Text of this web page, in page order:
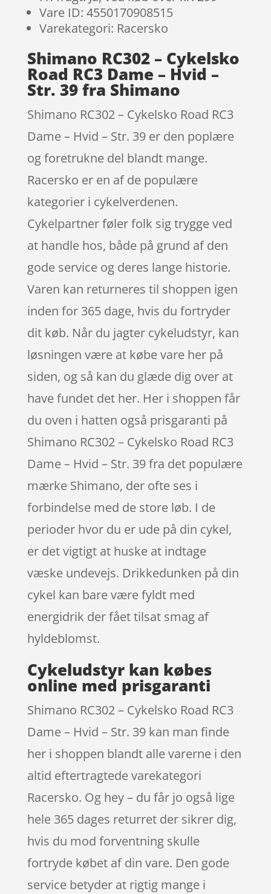
Vare ID: 4550170908515
Varekategori: Racersko
Shimano RC302 – Cykelsko
Road RC3 Dame – Hvid –
Str. 39 fra Shimano
Shimano RC302 – Cykelsko Road RC3
Dame – Hvid – Str. 39 er den poplære
og foretrukne del blandt mange.
Racersko er en af de populære
kategorier i cykelverdenen.
Cykelpartner føler folk sig trygge ved
at handle hos, både på grund af den
gode service og deres lange historie.
Varen kan returneres til shoppen igen
inden for 365 dage, hvis du fortryder
dit køb. Når du jagter cykeludstyr, kan
løsningen være at købe vare her på
siden, og så kan du glæde dig over at
have fundet det her. Her i shoppen får
du oven i hatten også prisgaranti på
Shimano RC302 – Cykelsko Road RC3
Dame – Hvid – Str. 39 fra det populære
mærke Shimano, der ofte ses i
forbindelse med de store løb. I de
perioder hvor du er ude på din cykel,
er det vigtigt at huske at indtage
væske undevejs. Drikkedunken på din
cykel kan bare være fyldt med
energidrik der fået tilsat smag af
hyldeblomst.
Cykeludstyr kan købes
online med prisgaranti
Shimano RC302 – Cykelsko Road RC3
Dame – Hvid – Str. 39 kan man finde
her i shoppen blandt alle varerne i den
altid eftertragtede varekategori
Racersko. Og hey – du får jo også lige
hele 365 dages returret der sikrer dig,
hvis du mod forventning skulle
fortryde købet af din vare. Den gode
service betyder at rigtig mange i